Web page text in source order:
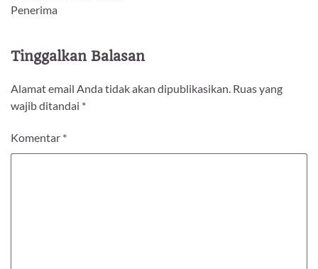
Penerima
Tinggalkan Balasan
Alamat email Anda tidak akan dipublikasikan. Ruas yang
wajib ditandai *
Komentar *